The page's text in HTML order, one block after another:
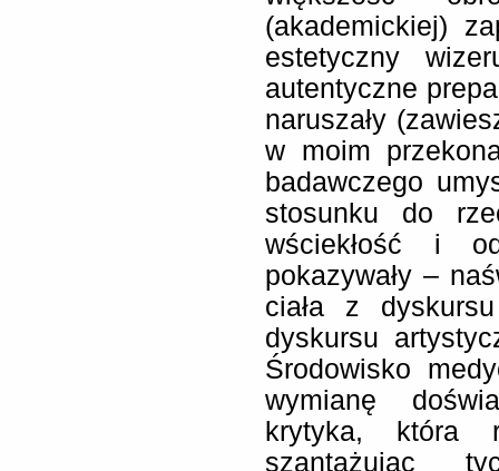
(akademickiej)
estetyczny
autentyczne
naruszały
w moim
badawczego
stosunku do
wściekłość i
pokazywały –
ciała z
dyskursu
Środowisko
wymianę
krytyka, która
szantażując